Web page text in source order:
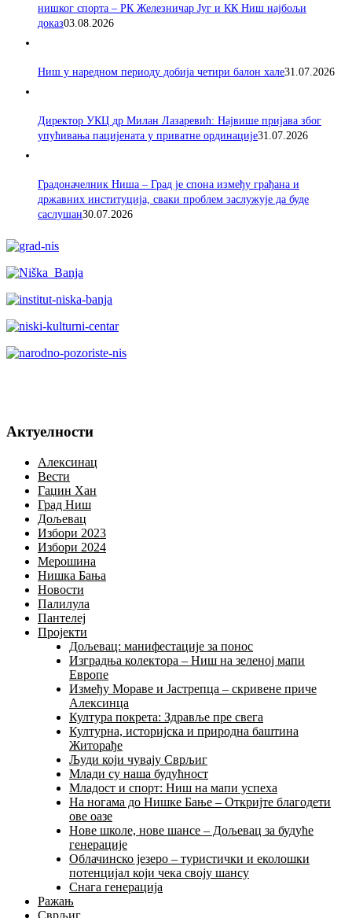
нишког спорта – РК Железничар Југ и КК Ниш најбољи
доказ03.08.2026
Ниш у наредном периоду добија четири балон хале31.07.2026
Директор УКЦ др Милан Лазаревић: Највише пријава због
упућивања пацијената у приватне ординације31.07.2026
Градоначелник Ниша – Град је спона између грађана и
државних институција, сваки проблем заслужује да буде
саслушан30.07.2026
Актуелности
Алексинац
Вести
Гаџин Хан
Град Ниш
Дољевац
Избори 2023
Избори 2024
Мерошина
Нишка Бања
Новости
Палилула
Пантелеј
Пројекти
Дољевац: манифестације за понос
Изградња колектора – Ниш на зеленој мапи
Европе
Између Мораве и Јастрепца – скривене приче
Алексинца
Култура покрета: Здравље пре свега
Културна, историјска и природна баштина
Житорађе
Људи који чувају Сврљиг
Млади су наша будућност
Младост и спорт: Ниш на мапи успеха
На ногама до Нишке Бање – Откријте благодети
ове оазе
Нове школе, нове шансе – Дољевац за будуће
генерације
Облачинско језеро – туристички и еколошки
потенцијал који чека своју шансу
Снага генерација
Ражањ
Сврљиг